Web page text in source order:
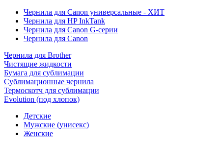
Чернила для Canon универсальные - ХИТ
Чернила для HP InkTank
Чернила для Canon G-серии
Чернила для Canon
Чернила для Brother
Чистящие жидкости
Бумага для сублимации
Сублимационные чернила
Термоскотч для сублимации
Evolution (под хлопок)
Детские
Мужские (унисекс)
Женские